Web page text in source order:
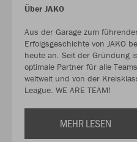
Über JAKO
Aus der Garage zum
Erfolgsgeschichte von JAKO
heute an. Seit der Gründung
optimale Partner für alle
weltweit und von der
League. WE ARE TEAM!
MEHR LESEN